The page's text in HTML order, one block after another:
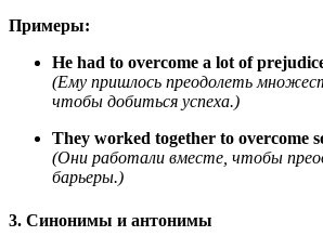
Примеры:
He had to overcome a lot of
(Ему пришлось преодолеть
чтобы добиться успеха.)
They worked together to overcome
(Они работали вместе, чтобы
барьеры.)
3. Синонимы и антонимы